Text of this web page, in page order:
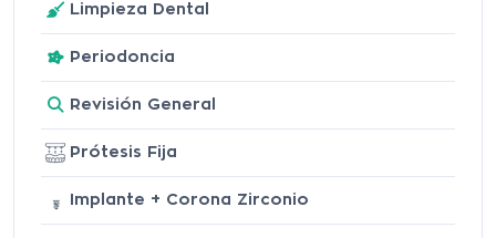
Limpieza Dental
Periodoncia
Revisión General
Prótesis Fija
Implante + Corona Zirconio